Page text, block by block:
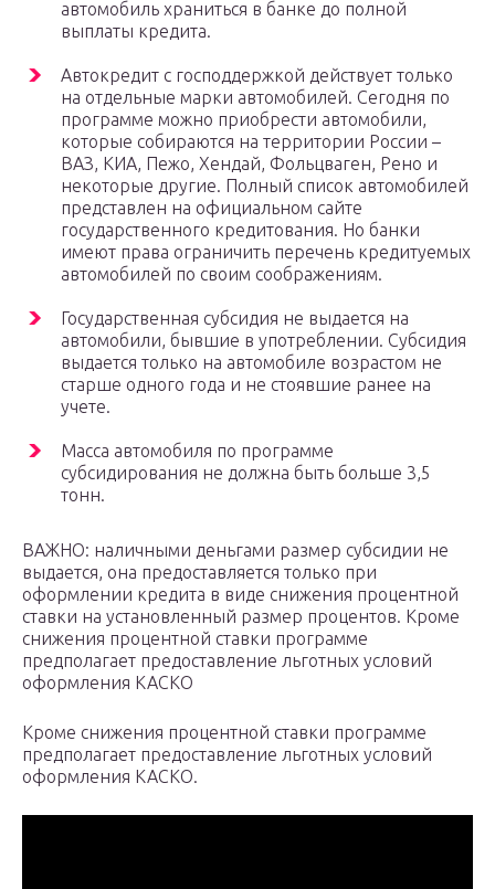
автомобиль храниться в банке до полной
выплаты кредита.
Автокредит с господдержкой действует только
на отдельные марки автомобилей. Сегодня по
программе можно приобрести автомобили,
которые собираются на территории России –
ВАЗ, КИА, Пежо, Хендай, Фольцваген, Рено и
некоторые другие. Полный список автомобилей
представлен на официальном сайте
государственного кредитования. Но банки
имеют права ограничить перечень кредитуемых
автомобилей по своим соображениям.
Государственная субсидия не выдается на
автомобили, бывшие в употреблении. Субсидия
выдается только на автомобиле возрастом не
старше одного года и не стоявшие ранее на
учете.
Масса автомобиля по программе
субсидирования не должна быть больше 3,5
тонн.
ВАЖНО: наличными деньгами размер субсидии не
выдается, она предоставляется только при
оформлении кредита в виде снижения процентной
ставки на установленный размер процентов. Кроме
снижения процентной ставки программе
предполагает предоставление льготных условий
оформления КАСКО
Кроме снижения процентной ставки программе
предполагает предоставление льготных условий
оформления КАСКО.